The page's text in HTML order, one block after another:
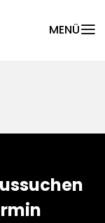
MENÜmenu